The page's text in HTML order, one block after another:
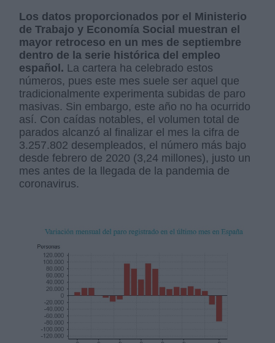
Los datos proporcionados por el Ministerio
de Trabajo y Economía Social muestran el
mayor retroceso en un mes de septiembre
dentro de la serie histórica del empleo
español. La cartera ha celebrado estos
números, pues este mes suele ser aquel que
tradicionalmente experimenta subidas de paro
masivas. Sin embargo, este año no ha ocurrido
así. Con caídas notables, el volumen total de
parados alcanzó al finalizar el mes la cifra de
3.257.802 desempleados, el número más bajo
desde febrero de 2020 (3,24 millones), justo un
mes antes de la llegada de la pandemia de
coronavirus.